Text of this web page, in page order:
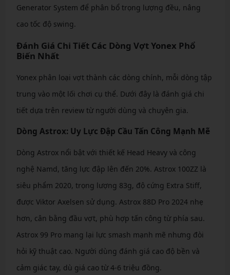
Generator System để phân bổ trọng lượng đều, nâng
cao tốc độ swing.
Đánh Giá Chi Tiết Các Dòng Vợt Yonex Phổ
Biến Nhất
Yonex phân loại vợt thành các dòng chính, mỗi dòng tập
trung vào một lối chơi cụ thể. Dưới đây là đánh giá chi
tiết dựa trên review từ người dùng và chuyên gia.
Dòng Astrox: Uy Lực Đập Cầu Tấn Công Mạnh Mẽ
Dòng Astrox nổi bật với thiết kế Head Heavy và công
nghệ Namd, tăng lực đập lên đến 20%. Astrox 100ZZ là
siêu phẩm 2020, trọng lượng 83g, độ cứng Extra Stiff,
được Viktor Axelsen sử dụng. Astrox 88D Pro 2024 nhẹ
hơn, cân bằng đầu vợt, phù hợp tấn công từ phía sau.
Astrox 99 Pro mang lại lực smash mạnh mẽ nhưng đòi
hỏi kỹ thuật cao. Người dùng đánh giá cao độ bền và
cảm giác tay, dù giá cao từ 4-6 triệu đồng.